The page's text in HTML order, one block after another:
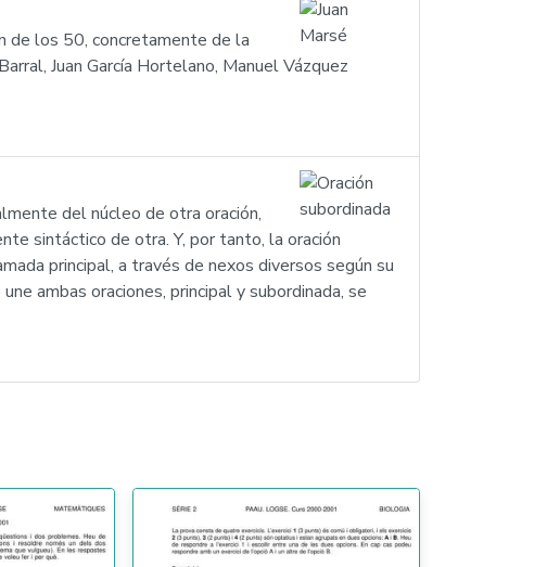
de los 50, concretamente de la
Juan García Hortelano, Manuel Vázquez
del núcleo de otra oración,
sintáctico de otra. Y, por tanto, la oración
principal, a través de nexos diversos según su
ambas oraciones, principal y subordinada, se